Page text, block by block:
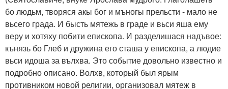
бо людьм, творяся акы бог и мъногы прельсти - мало не
вьсего града. И бысть мятежь в граде и вьси яша ему
веру и хотяху побити епископа. И разделишася надъвое:
кънязь бо Глеб и дружина его сташа у епископа, а людие
вьси идоша за вълхва. Это событие довольно известно и
подробно описано. Волхв, который был ярым
противником новой религии, организовал мятеж в